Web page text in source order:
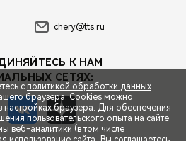
chery@tts.ru
К НАМ
СЕТЯХ:
с политикой обработки данных
браузера. Cookies можно
браузера. Для обеспечения
пользовательского опыта на сайте
веб-аналитики (в том числе